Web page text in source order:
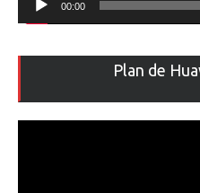
00:00
Plan de